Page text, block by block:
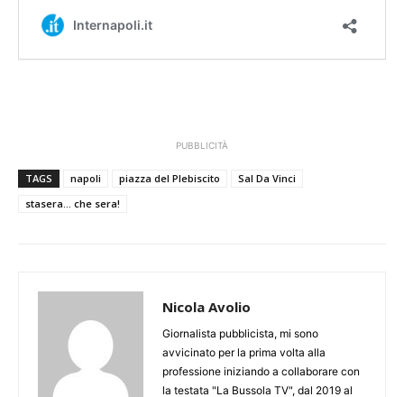
PUBBLICITÀ
TAGS napoli piazza del Plebiscito
Sal Da Vinci
stasera... che sera!
Nicola Avolio
Giornalista pubblicista, mi sono
avvicinato per la prima volta alla
professione iniziando a collaborare con
la testata "La Bussola TV", dal 2019 al